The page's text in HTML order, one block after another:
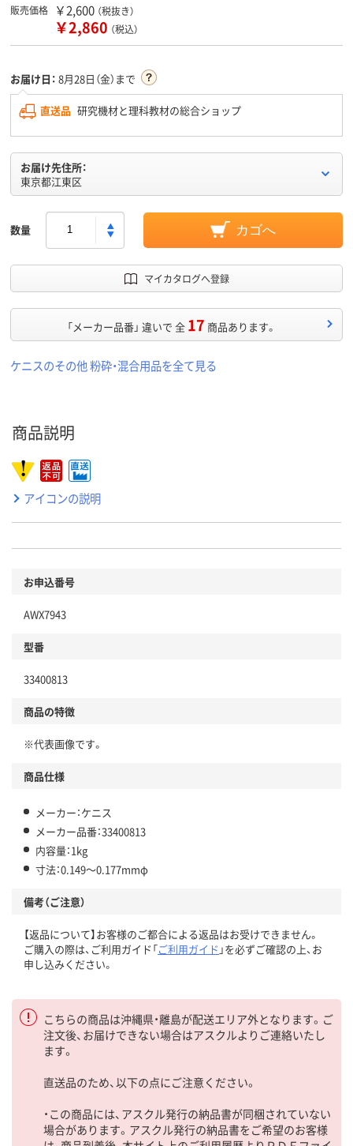
販売価格 ￥2,600 （税抜き）
￥2,860 （税込）
お届け日： 8月28日（金）まで
直送品 研究機材と理科教材の総合ショップ
お届け先住所：
東京都江東区
数量 カゴへ
マイカタログへ登録
「メーカー品番」 違いで 全 17 商品あります。
ケニスのその他 粉砕・混合用品を全て見る
商品説明
アイコンの説明
お申込番号
AWX7943
型番
33400813
商品の特徴
※代表画像です。
商品仕様
メーカー：ケニス
メーカー品番：33400813
内容量：1kg
寸法：0.149～0.177mmφ
備考（ご注意）
【返品について】お客様のご都合による返品はお受けできません。
ご購入の際は、ご利用ガイド「ご利用ガイド 」を必ずご確認の上、お
申し込みください。
こちらの商品は沖縄県・離島が配送エリア外となります。ご
注文後、お届けできない場合はアスクルよりご連絡いたし
ます。
直送品のため、以下の点にご注意ください。
・この商品には、アスクル発行の納品書が同梱されていない
場合があります。アスクル発行の納品書をご希望のお客様